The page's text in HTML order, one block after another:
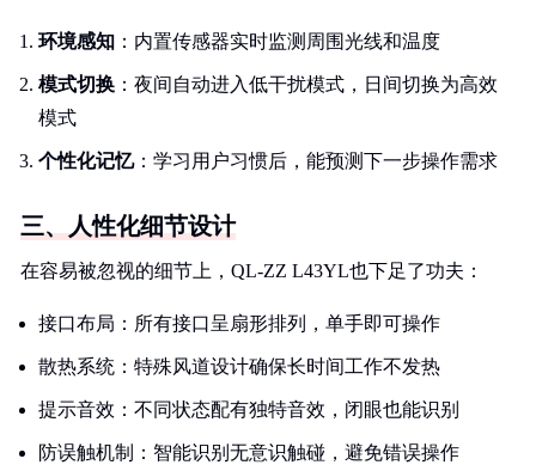
环境感知 ：内置传感器实时监测周围光线和温度
模式切换 ：夜间自动进入低干扰模式，日间切换为高效
模式
个性化记忆：学习用户习惯后，能预测下一步操作需求
三、人性化细节设计
在容易被忽视的细节上，QL-ZZ L43YL也下足了功夫：
接口布局：所有接口呈扇形排列，单手即可操作
散热系统：特殊风道设计确保长时间工作不发热
提示音效：不同状态配有独特音效，闭眼也能识别
防误触机制：智能识别无意识触碰，避免错误操作